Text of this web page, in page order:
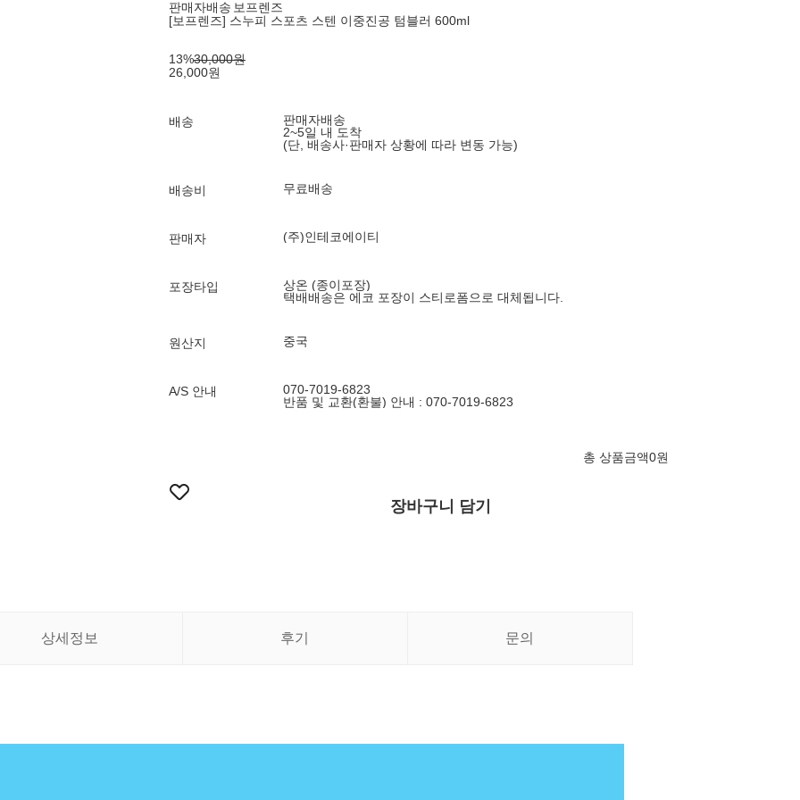
판매자배송 보프렌즈
[보프렌즈] 스누피 스포츠 스텐 이중진공 텀블러 600ml
13%30,000원
26,000원
배송
판매자배송
2~5일 내 도착
(단, 배송사·판매자 상황에 따라 변동 가능)
배송비 무료배송
판매자 (주)인테코에이티
포장타입
상온 (종이포장)
택배배송은 에코 포장이 스티로폼으로 대체됩니다.
원산지 중국
A/S 안내
070-7019-6823
반품 및 교환(환불) 안내 : 070-7019-6823
총 상품금액0원
장바구니 담기
상세정보 후기 문의